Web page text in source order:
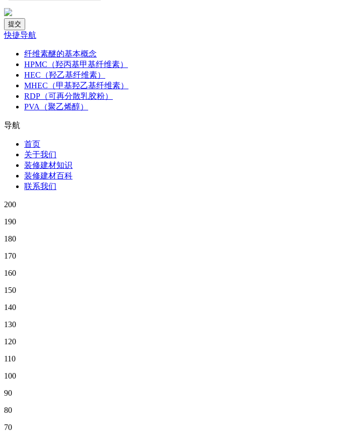
快捷导航
纤维素醚的基本概念
HPMC（羟丙基甲基纤维素）
HEC（羟乙基纤维素）
MHEC（甲基羟乙基纤维素）
RDP（可再分散乳胶粉）
PVA（聚乙烯醇）
导航
首页
关于我们
装修建材知识
装修建材百科
联系我们
200
190
180
170
160
150
140
130
120
110
100
90
80
70